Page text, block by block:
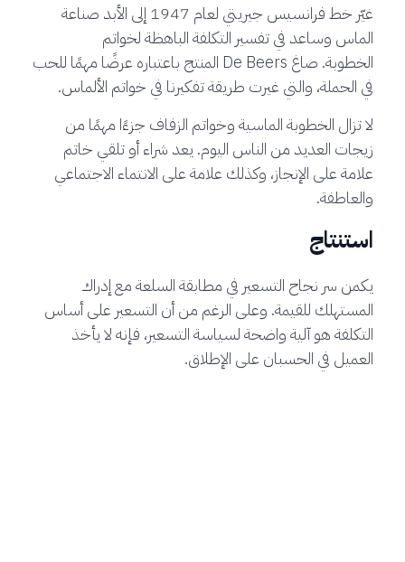
غيّر خط فرانسيس جيريتي لعام 1947 إلى الأبد صناعة
الماس وساعد في تفسير التكلفة الباهظة لخواتم
الخطوبة. صاغ De Beers المنتج باعتباره عرضًا مهمًا للحب
في الحملة، والتي غيرت طريقة تفكيرنا في خواتم الألماس.
لا تزال الخطوبة الماسية وخواتم الزفاف جزءًا مهمًا من
زيجات العديد من الناس اليوم. يعد شراء أو تلقي خاتم
علامة على الإنجاز، وكذلك علامة على الانتماء الاجتماعي
والعاطفة.
استنتاج
يكمن سر نجاح التسعير في مطابقة السلعة مع إدراك
المستهلك للقيمة. وعلى الرغم من أن التسعير على أساس
التكلفة هو آلية واضحة لسياسة التسعير، فإنه لا يأخذ
العميل في الحسبان على الإطلاق.